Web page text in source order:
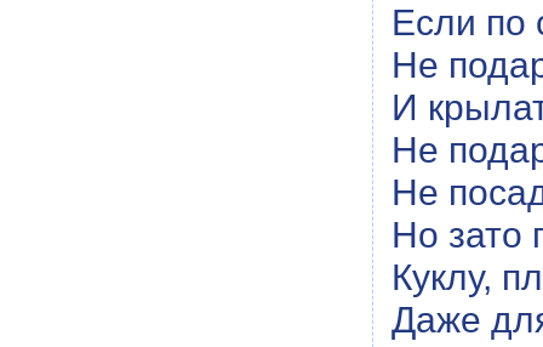
Если по
Не
И
Не
Не
Но зато
Куклу,
Даже